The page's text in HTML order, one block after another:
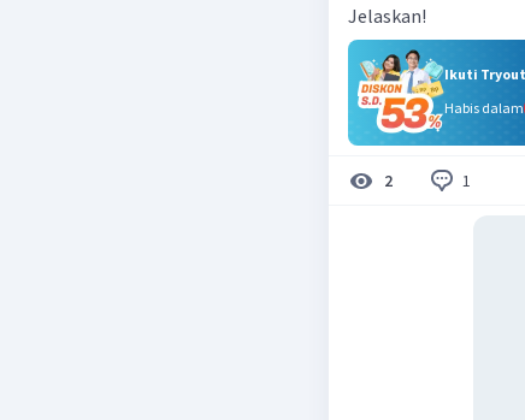
Jelaskan!
Ikuti Tryout
Habis dalam
2 1